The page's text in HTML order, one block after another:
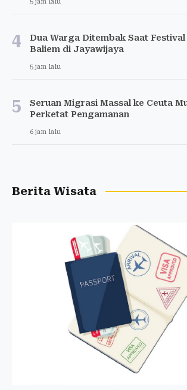
4
Dua Warga Ditembak Saat
Baliem di Jayawijaya
5 jam lalu
5
Seruan Migrasi Massal ke Ceuta
Perketat Pengamanan
6 jam lalu
Berita Wisata